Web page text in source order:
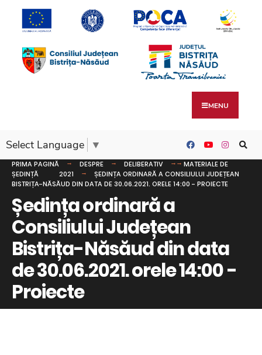
MENU
Select Language ▼
PRIMA PAGINĂ DESPRE DELIBERATIV
MATERIALE DE
ȘEDINȚĂ
2021
ȘEDINȚA ORDINARĂ A CONSILIULUI JUDEȚEAN
BISTRIȚA-NĂSĂUD DIN DATA DE 30.06.2021. ORELE 14:00 - PROIECTE
Ședința ordinară a
Consiliului Județean
Bistrița-Năsăud din data
de 30.06.2021. orele 14:00 -
Proiecte